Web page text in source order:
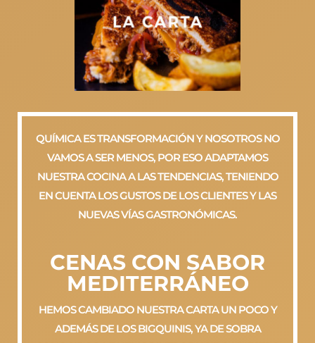
QUÍMICA ES TRANSFORMACIÓN Y NOSOTROS NO
VAMOS A SER MENOS, POR ESO ADAPTAMOS
NUESTRA COCINA A LAS TENDENCIAS, TENIENDO
EN CUENTA LOS GUSTOS DE LOS CLIENTES Y LAS
NUEVAS VÍAS GASTRONÓMICAS.
CENAS CON SABOR
MEDITERRÁNEO
HEMOS CAMBIADO NUESTRA CARTA UN POCO Y
ADEMÁS DE LOS BIGQUINIS, YA DE SOBRA